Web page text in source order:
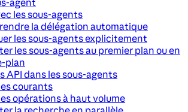
agent
les sous-agents
la délégation automatique
les sous-agents explicitement
les sous-agents au premier plan ou en
plan
API dans les sous-agents
courants
opérations à haut volume